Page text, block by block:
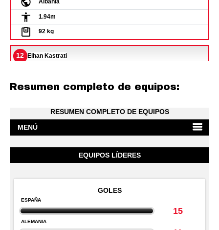
Resumen completo de equipos: